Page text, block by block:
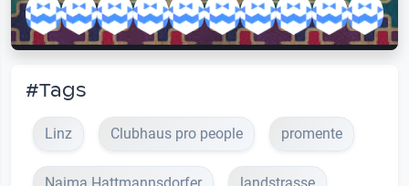
#Tags
Linz Clubhaus pro people promente
Naima Hattmannsdorfer landstrasse